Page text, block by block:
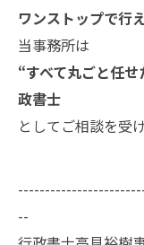
ワンストップで行
当事務所は
“すべて丸ごと任
政書士
としてご相談を受
--